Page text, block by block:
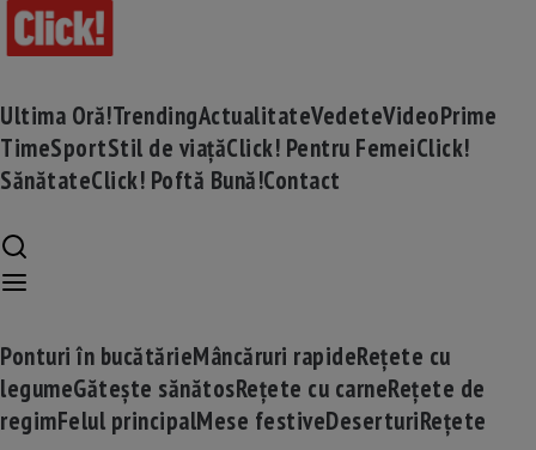
Ultima Oră!TrendingActualitateVedeteVideoPrime
TimeSportStil de viațăClick! Pentru FemeiClick!
SănătateClick! Poftă Bună!Contact
Ponturi în bucătărieMâncăruri rapideRețete cu
legumeGătește sănătosRețete cu carneRețete de
regimFelul principalMese festiveDeserturiRețete